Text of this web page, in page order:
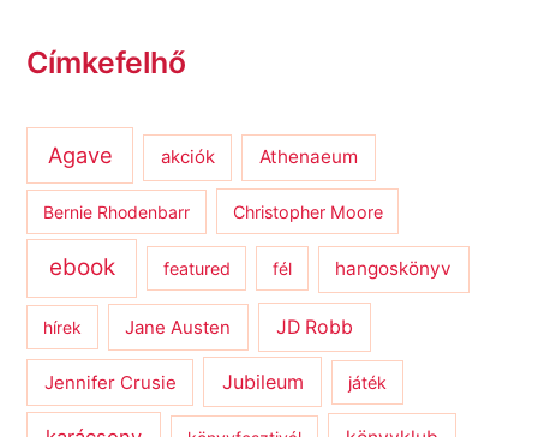
Címkefelhő
Agave akciók Athenaeum
Bernie Rhodenbarr Christopher Moore
ebook featured fél hangoskönyv
hírek Jane Austen JD Robb
Jennifer Crusie Jubileum játék